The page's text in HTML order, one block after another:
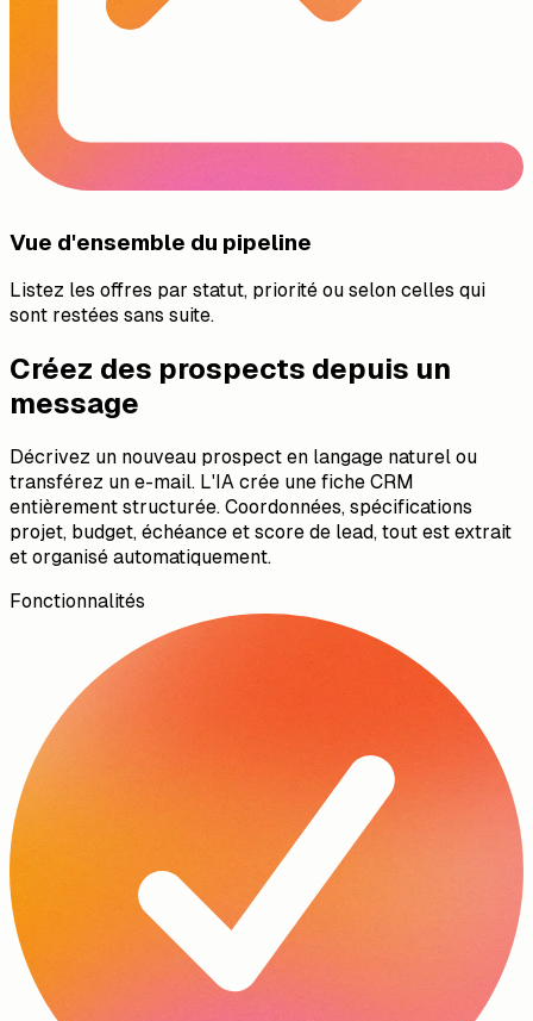
Vue d'ensemble du pipeline
Listez les offres par statut, priorité ou selon celles qui
sont restées sans suite.
Créez des prospects depuis un
message
Décrivez un nouveau prospect en langage naturel ou
transférez un e-mail. L'IA crée une fiche CRM
entièrement structurée. Coordonnées, spécifications
projet, budget, échéance et score de lead, tout est extrait
et organisé automatiquement.
Fonctionnalités